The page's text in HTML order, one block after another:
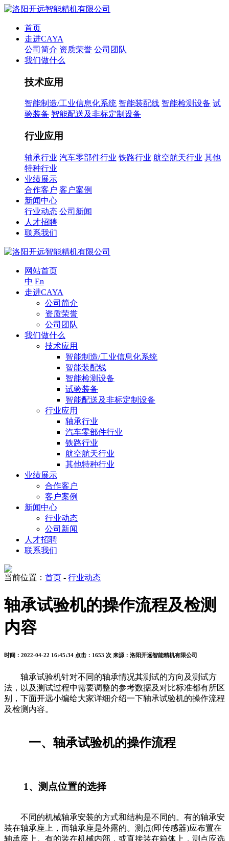
首页
走进CAYA
公司简介 资质荣誉 公司团队
我们做什么
技术应用
智能制造/工业信息化系统 智能装配线 智能检测设备 试
验装备 智能配送及非标定制设备
行业应用
轴承行业 汽车零部件行业 铁路行业 航空航天行业 其他
特种行业
业绩展示
合作客户 客户案例
新闻中心
行业动态 公司新闻
人才招聘
联系我们
网站首页
中 En
走进CAYA
公司简介
资质荣誉
公司团队
我们做什么
技术应用
智能制造/工业信息化系统
智能装配线
智能检测设备
试验装备
智能配送及非标定制设备
行业应用
轴承行业
汽车零部件行业
铁路行业
航空航天行业
其他特种行业
业绩展示
合作客户
客户案例
新闻中心
行业动态
公司新闻
人才招聘
联系我们
当前位置： 首页 - 行业动态
轴承试验机的操作流程及检测
内容
时间：2022-04-22 16:45:34 点击：1653 次 来源：洛阳开远智能精机有限公司
轴承试验机针对不同的轴承情况其测试的方向及测试方
法，以及测试过程中需要调整的参考数据及对比标准都有所区
别，下面开远小编给大家详细介绍一下轴承试验机的操作流程
及检测内容。
一、轴承试验机的操作流程
1、测点位置的选择
不同的机械轴承安装的方式和结构是不同的。有的轴承安
装在轴承座上，而轴承座是外露的。测点(即传感器)应布置在
轴承座上。有的装在机械内部，或直接装在箱体上，测点应选